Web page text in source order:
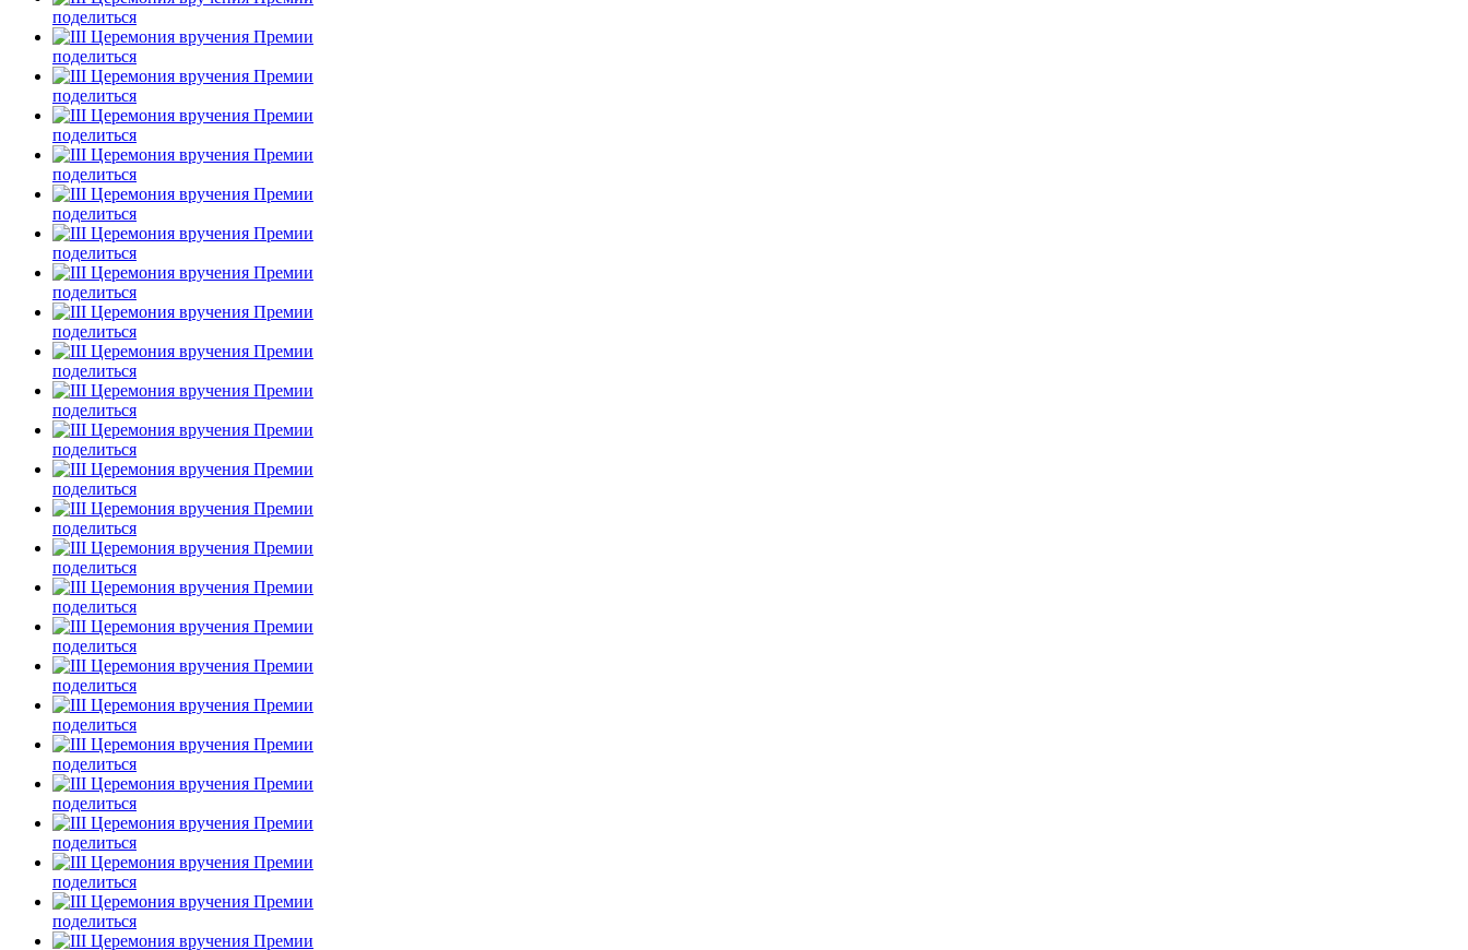
поделиться
поделиться
поделиться
поделиться
поделиться
поделиться
поделиться
поделиться
поделиться
поделиться
поделиться
поделиться
поделиться
поделиться
поделиться
поделиться
поделиться
поделиться
поделиться
поделиться
поделиться
поделиться
поделиться
поделиться